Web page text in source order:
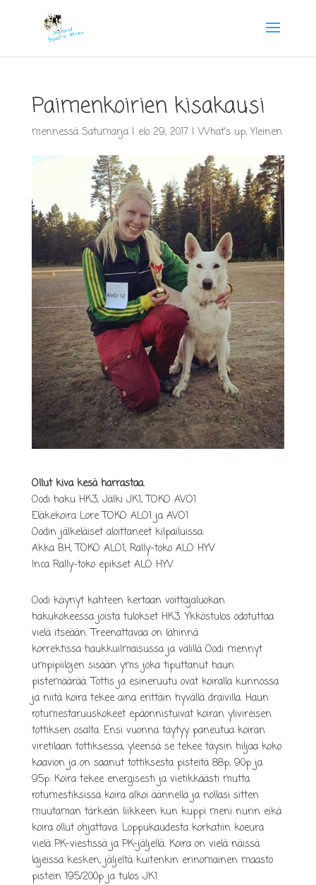
Paimenkoirien kisakausi
mennessä Satumarja| elo 29, 2017 |What's up,Yleinen
Ollut kiva kesä harrastaa.
Oodi haku HK3, Jälki JK1, TOKO AVO1
Eläkekoira Lore TOKO ALO1 ja AVO1
Oodin jälkeläiset aloittaneet kilpailuissa:
Akka BH, TOKO ALO1, Rally-toko ALO HYV
Inca Rally-toko epikset ALO HYV
Oodi käynyt kahteen kertaan voittajaluokan
hakukokeessa joista tulokset HK3. Ykköstulos odotuttaa
vielä itseään. Treenattavaa on lähinnä
korrektissa haukkuilmaisussa ja välillä Oodi mennyt
umpipiilojen sisään yms joka tiputtanut haun
pistemäärää. Tottis ja esineruutu ovat koiralla kunnossa
ja niitä koira tekee aina erittäin hyvällä draivilla. Haun
rotumestaruuskokeet epäonnistuivat koiran ylivireisen
tottiksen osalta. Ensi vuonna täytyy paneutua koiran
viretilaan tottiksessa, yleensä se tekee täysin hiljaa koko
kaavion ja on saanut tottiksesta pisteitä 88p, 90p ja
95p. Koira tekee energisesti ja vietikkäästi mutta
rotumestiksissä koira alkoi äännellä ja nollasi sitten
muutaman tärkeän liikkeen kun kuppi meni nurin eikä
koira ollut ohjattava. Loppukaudesta korkatiin koeura
vielä PK-viestissä ja PK-jäljellä. Koira on vielä näissä
lajeissa kesken, jäljeltä kuitenkin erinomainen maasto
pistein 195/200p ja tulos JK1.